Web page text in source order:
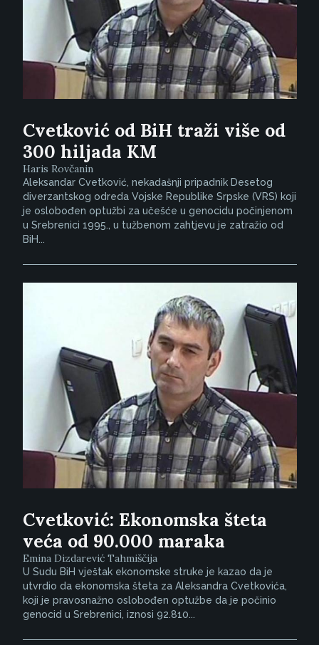
Cvetković od BiH traži više od
300 hiljada KM
Haris Rovčanin
Aleksandar Cvetković, nekadašnji pripadnik Desetog
diverzantskog odreda Vojske Republike Srpske (VRS) koji
je oslobođen optužbi za učešće u genocidu počinjenom
u Srebrenici 1995., u tužbenom zahtjevu je zatražio od
BiH...
Cvetković: Ekonomska šteta
veća od 90.000 maraka
Emina Dizdarević Tahmiščija
U Sudu BiH vještak ekonomske struke je kazao da je
utvrdio da ekonomska šteta za Aleksandra Cvetkovića,
koji je pravosnažno oslobođen optužbe da je počinio
genocid u Srebrenici, iznosi 92.810...